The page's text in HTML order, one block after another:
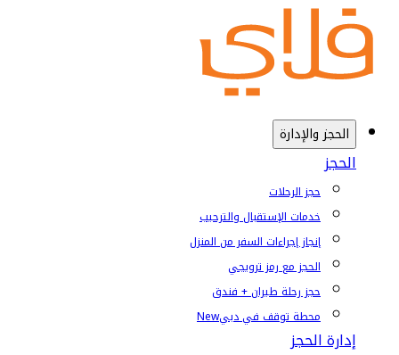
الحجز والإدارة
الحجز
حجز الرحلات
خدمات الإستقبال والترحيب
إنجاز إجراءات السفر من المنزل
الحجز مع رمز ترويجي
حجز رحلة طيران + فندق
محطة توقف في دبيNew
إدارة الحجز